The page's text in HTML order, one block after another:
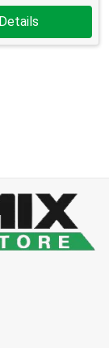
Details